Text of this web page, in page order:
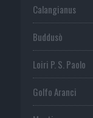
Calangianus
Buddusò
Loiri P. S. Paolo
Golfo Aranci